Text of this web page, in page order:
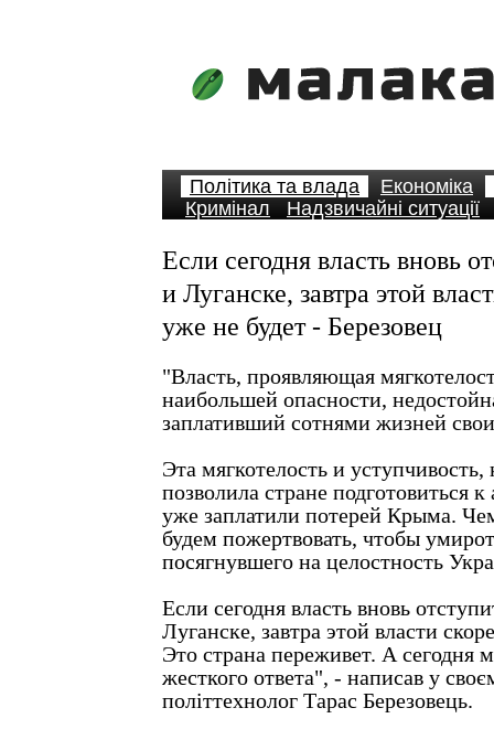
Політика та влада
Економіка
Кримінал
Надзвичайні ситуації
Если сегодня власть вновь
и Луганске, завтра этой
уже не будет - Березовец
"Власть, проявляющая
наибольшей опасности,
заплативший сотнями жизней
Эта мягкотелость и уступчивость,
позволила стране подготовиться
уже заплатили потерей Крыма.
будем пожертвовать, чтобы
посягнувшего на целостность
Если сегодня власть вновь
Луганске, завтра этой власти
Это страна переживет. А сегодня
жесткого ответа", - написав у
політтехнолог Тарас Березовець.